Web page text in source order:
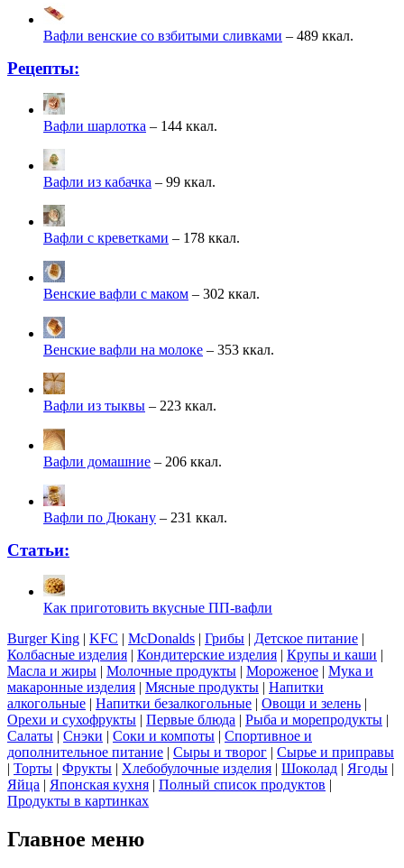
Вафли венские со взбитыми сливками – 489 ккал.
Рецепты:
Вафли шарлотка – 144 ккал.
Вафли из кабачка – 99 ккал.
Вафли с креветками – 178 ккал.
Венские вафли с маком – 302 ккал.
Венские вафли на молоке – 353 ккал.
Вафли из тыквы – 223 ккал.
Вафли домашние – 206 ккал.
Вафли по Дюкану – 231 ккал.
Статьи:
Как приготовить вкусные ПП-вафли
Burger King | KFC | McDonalds | Грибы | Детское питание |
Колбасные изделия | Кондитерские изделия | Крупы и каши |
Масла и жиры | Молочные продукты | Мороженое | Мука и
макаронные изделия | Мясные продукты | Напитки
алкогольные | Напитки безалкогольные | Овощи и зелень |
Орехи и сухофрукты | Первые блюда | Рыба и морепродукты |
Салаты | Снэки | Соки и компоты | Спортивное и
дополнительное питание | Сыры и творог | Сырье и приправы
| Торты | Фрукты | Хлебобулочные изделия | Шоколад | Ягоды |
Яйца | Японская кухня | Полный список продуктов |
Продукты в картинках
Главное меню